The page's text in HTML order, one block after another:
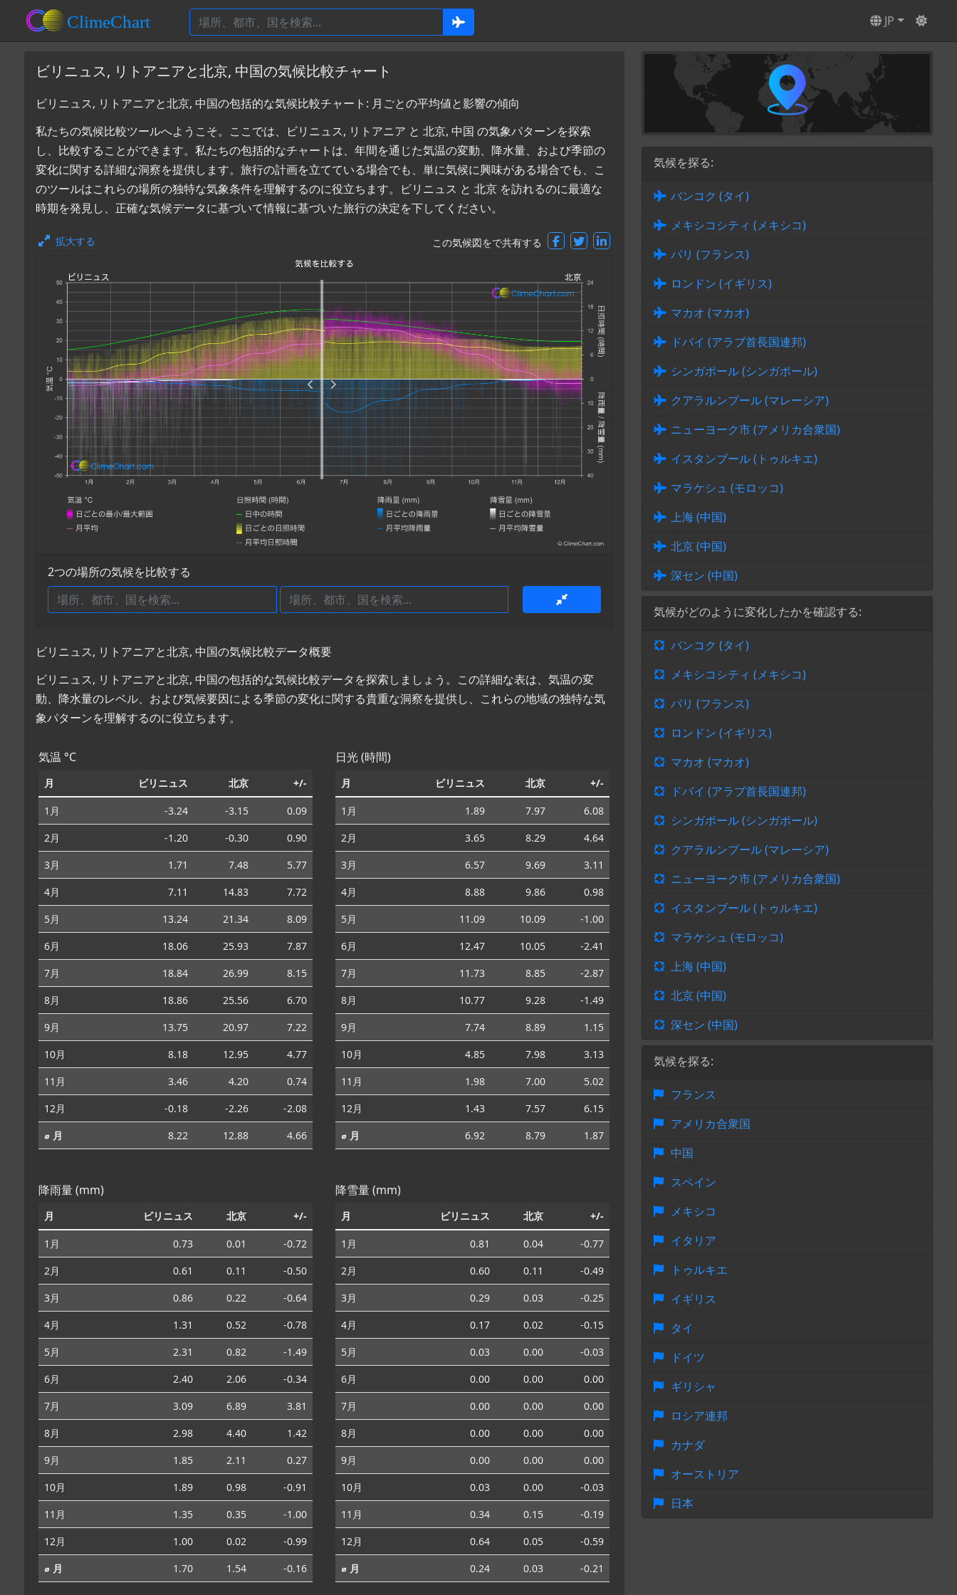
JP
ビリニュス, リトアニアと北京, 中国の気候比較チャート
ビリニュス, リトアニアと北京, 中国の包括的な気候比較チャート: 月ごとの平均値と影響の傾向
私たちの気候比較ツールへようこそ。ここでは、ビリニュス, リトアニア と 北京, 中国 の気象パターンを探索
し、比較することができます。私たちの包括的なチャートは、年間を通じた気温の変動、降水量、および季節の
変化に関する詳細な洞察を提供します。旅行の計画を立てている場合でも、単に気候に興味がある場合でも、こ
のツールはこれらの場所の独特な気象条件を理解するのに役立ちます。ビリニュス と 北京 を訪れるのに最適な
時期を発見し、正確な気候データに基づいて情報に基づいた旅行の決定を下してください。
拡大する この気候図をで共有する
2つの場所の気候を比較する
ビリニュス, リトアニアと北京, 中国の気候比較データ概要
ビリニュス, リトアニアと北京, 中国の包括的な気候比較データを探索しましょう。この詳細な表は、気温の変
動、降水量のレベル、および気候要因による季節の変化に関する貴重な洞察を提供し、これらの地域の独特な気
象パターンを理解するのに役立ちます。
気温 °C
月 ビリニュス 北京 +/-
1月 -3.24 -3.15
0.09
2月
-1.20 -0.30
0.90
3月
1.71 7.48
5.77
4月
7.11 14.83
7.72
5月
13.24 21.34
8.09
6月
18.06 25.93
7.87
7月
18.84 26.99
8.15
8月
18.86 25.56
6.70
9月
13.75 20.97
7.22
10月
8.18 12.95
4.77
11月
3.46 4.20
0.74
12月
-0.18 -2.26
-2.08
⌀ 月
8.22 12.88 4.66
日光 (時間)
月 ビリニュス 北京 +/-
1月 1.89 7.97
6.08
2月
3.65 8.29
4.64
3月
6.57 9.69
3.11
4月
8.88 9.86
0.98
5月
11.09 10.09
-1.00
6月
12.47 10.05
-2.41
7月
11.73 8.85
-2.87
8月
10.77 9.28
-1.49
9月
7.74 8.89
1.15
10月
4.85 7.98
3.13
11月
1.98 7.00
5.02
12月
1.43 7.57
6.15
⌀ 月
6.92 8.79 1.87
降雨量 (mm)
月 ビリニュス 北京 +/-
1月 0.73 0.01
-0.72
2月
0.61 0.11
-0.50
3月
0.86 0.22
-0.64
4月
1.31 0.52
-0.78
5月
2.31 0.82
-1.49
6月
2.40 2.06
-0.34
7月
3.09 6.89
3.81
8月
2.98 4.40
1.42
9月
1.85 2.11
0.27
10月
1.89 0.98
-0.91
11月
1.35 0.35
-1.00
12月
1.00 0.02
-0.99
⌀ 月
1.70 1.54 -0.16
降雪量 (mm)
月 ビリニュス 北京 +/-
1月 0.81 0.04
-0.77
2月
0.60 0.11
-0.49
3月
0.29 0.03
-0.25
4月
0.17 0.02
-0.15
5月
0.03 0.00
-0.03
6月
0.00 0.00
0.00
7月
0.00 0.00
0.00
8月
0.00 0.00
0.00
9月
0.00 0.00
0.00
10月
0.03 0.00
-0.03
11月
0.34 0.15
-0.19
12月
0.64 0.05
-0.59
⌀ 月
0.24 0.03 -0.21
気候を探る:
バンコク (タイ)
メキシコシティ (メキシコ)
パリ (フランス)
ロンドン (イギリス)
マカオ (マカオ)
ドバイ (アラブ首長国連邦)
シンガポール (シンガポール)
クアラルンプール (マレーシア)
ニューヨーク市 (アメリカ合衆国)
イスタンブール (トゥルキエ)
マラケシュ (モロッコ)
上海 (中国)
北京 (中国)
深セン (中国)
気候がどのように変化したかを確認する:
バンコク (タイ)
メキシコシティ (メキシコ)
パリ (フランス)
ロンドン (イギリス)
マカオ (マカオ)
ドバイ (アラブ首長国連邦)
シンガポール (シンガポール)
クアラルンプール (マレーシア)
ニューヨーク市 (アメリカ合衆国)
イスタンブール (トゥルキエ)
マラケシュ (モロッコ)
上海 (中国)
北京 (中国)
深セン (中国)
気候を探る:
フランス
アメリカ合衆国
中国
スペイン
メキシコ
イタリア
トゥルキエ
イギリス
タイ
ドイツ
ギリシャ
ロシア連邦
カナダ
オーストリア
日本